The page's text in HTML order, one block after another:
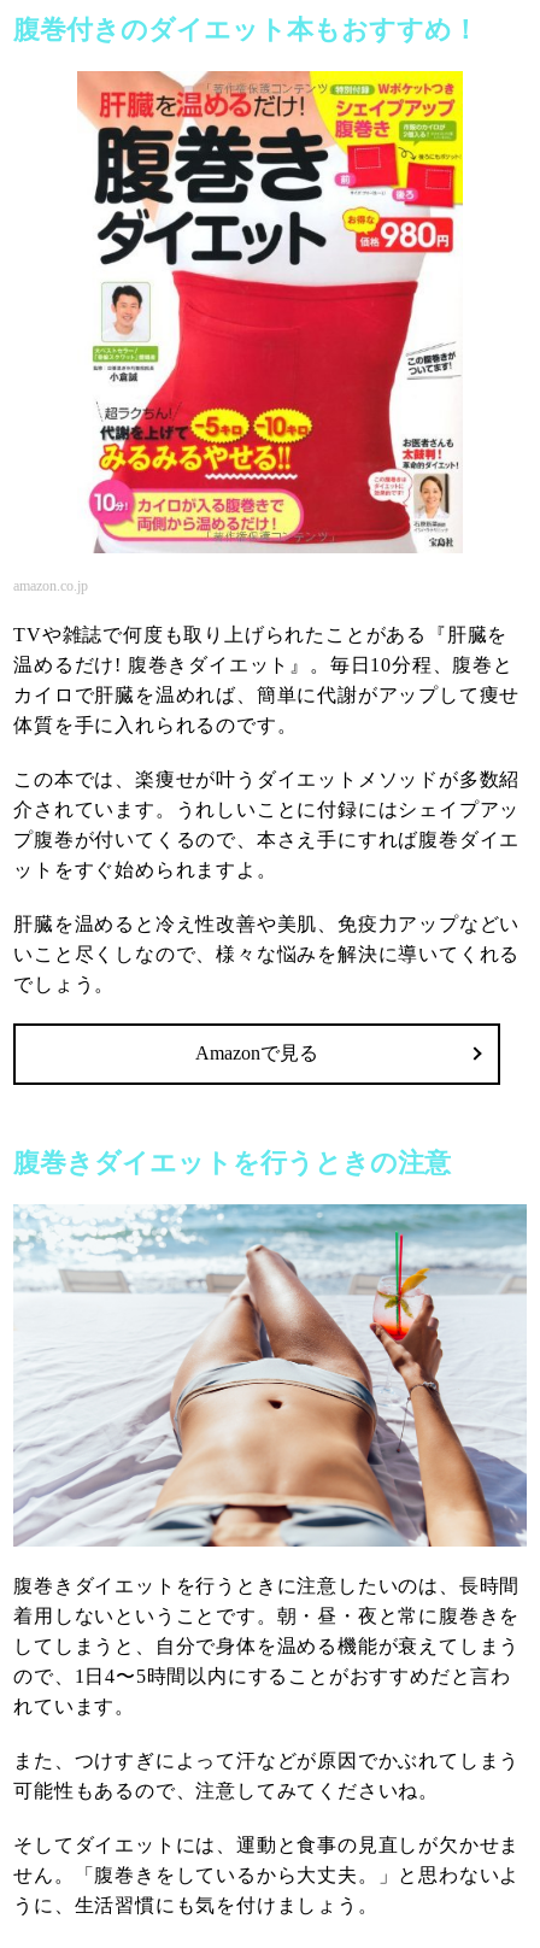
腹巻付きのダイエット本もおすすめ！
amazon.co.jp
TVや雑誌で何度も取り上げられたことがある『肝臓を
温めるだけ! 腹巻きダイエット』。毎日10分程、腹巻と
カイロで肝臓を温めれば、簡単に代謝がアップして痩せ
体質を手に入れられるのです。
この本では、楽痩せが叶うダイエットメソッドが多数紹
介されています。うれしいことに付録にはシェイプアッ
プ腹巻が付いてくるので、本さえ手にすれば腹巻ダイエ
ットをすぐ始められますよ。
肝臓を温めると冷え性改善や美肌、免疫力アップなどい
いこと尽くしなので、様々な悩みを解決に導いてくれる
でしょう。
Amazonで見る
腹巻きダイエットを行うときの注意
腹巻きダイエットを行うときに注意したいのは、長時間
着用しないということです。朝・昼・夜と常に腹巻きを
してしまうと、自分で身体を温める機能が衰えてしまう
ので、1日4〜5時間以内にすることがおすすめだと言わ
れています。
また、つけすぎによって汗などが原因でかぶれてしまう
可能性もあるので、注意してみてくださいね。
そしてダイエットには、運動と食事の見直しが欠かせま
せん。「腹巻きをしているから大丈夫。」と思わないよ
うに、生活習慣にも気を付けましょう。